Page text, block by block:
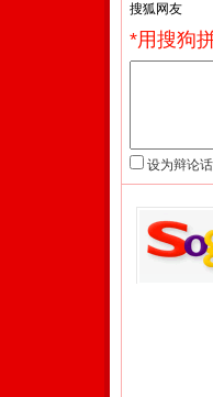
*用搜狗
设为辩论